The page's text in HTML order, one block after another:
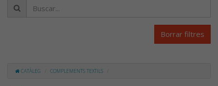
Borrar filtres
CATÀLEG COMPLEMENTS TEXTILS